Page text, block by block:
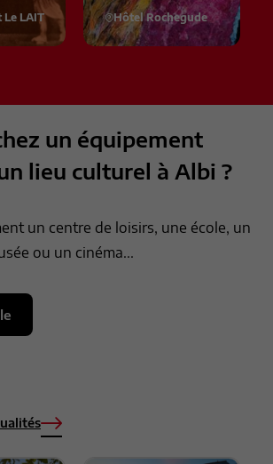
Le LAIT Hôtel Rochegude
un équipement
lieu culturel à Albi ?
un centre de loisirs, une école, un
ou un cinéma...